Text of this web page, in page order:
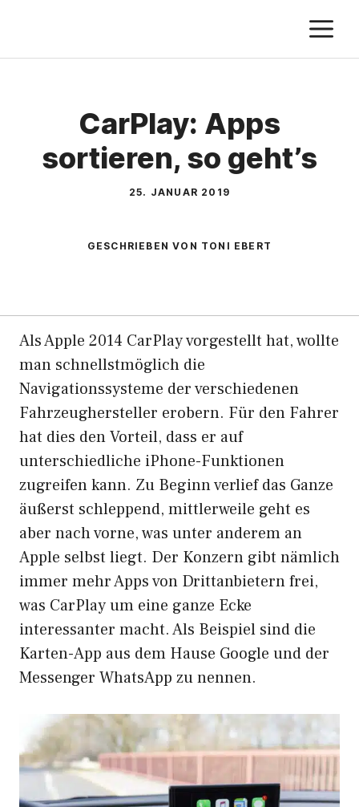
springen
CarPlay: Apps
sortieren, so geht’s
25. JANUAR 2019
GESCHRIEBEN VON TONI EBERT
Als Apple 2014 CarPlay vorgestellt hat, wollte
man schnellstmöglich die
Navigationssysteme der verschiedenen
Fahrzeughersteller erobern. Für den Fahrer
hat dies den Vorteil, dass er auf
unterschiedliche iPhone-Funktionen
zugreifen kann. Zu Beginn verlief das Ganze
äußerst schleppend, mittlerweile geht es
aber nach vorne, was unter anderem an
Apple selbst liegt. Der Konzern gibt nämlich
immer mehr Apps von Drittanbietern frei,
was CarPlay um eine ganze Ecke
interessanter macht. Als Beispiel sind die
Karten-App aus dem Hause Google und der
Messenger WhatsApp zu nennen.